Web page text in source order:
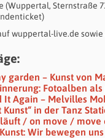
(Wuppertal, Sternstraße
wuppertal-live.de
garden – Kunst von
Fotoalben
It Again – Melvilles
in der Tanz
/ on move / move
Wir bewegen